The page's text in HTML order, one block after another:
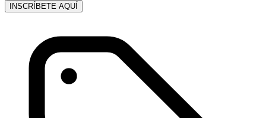
INSCRÍBETE AQUÍ